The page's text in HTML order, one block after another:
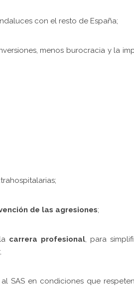
con el resto de España;
menos burocracia y la
de las agresiones;
carrera profesional , para
al SAS en condiciones que